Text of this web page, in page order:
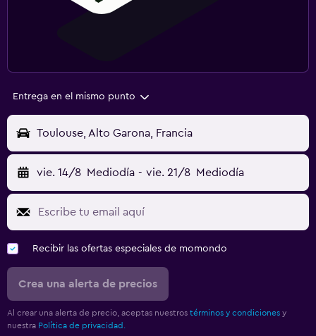
Entrega en el mismo punto
Toulouse, Alto Garona, Francia
vie. 14/8 Mediodía - vie. 21/8 Mediodía
Recibir las ofertas especiales de momondo
Crea una alerta de precios
Al crear una alerta de precio, aceptas nuestros términos y condiciones y
nuestra Política de privacidad.